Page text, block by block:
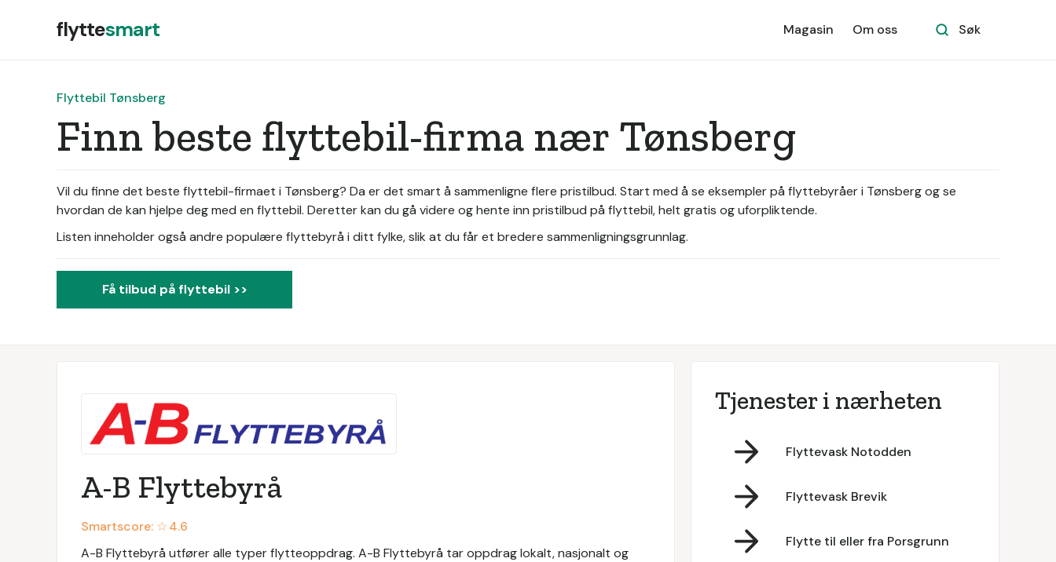
flyttesmart Magasin Om oss Søk
Flyttebil Tønsberg
Finn beste flyttebil-firma nær Tønsberg
Vil du finne det beste flyttebil-firmaet i Tønsberg? Da er det smart å sammenligne flere pristilbud. Start med å se eksempler på flyttebyråer i Tønsberg og se
hvordan de kan hjelpe deg med en flyttebil. Deretter kan du gå videre og hente inn pristilbud på flyttebil, helt gratis og uforpliktende.
Listen inneholder også andre populære flyttebyrå i ditt fylke, slik at du får et bredere sammenligningsgrunnlag.
Få tilbud på flyttebil >>
A-B Flyttebyrå
Smartscore: ☆4.6
A-B Flyttebyrå utfører alle typer flytteoppdrag. A-B Flyttebyrå tar oppdrag lokalt, nasjonalt og
Tjenester i nærheten
Flyttevask Notodden
Flyttevask Brevik
Flytte til eller fra Porsgrunn